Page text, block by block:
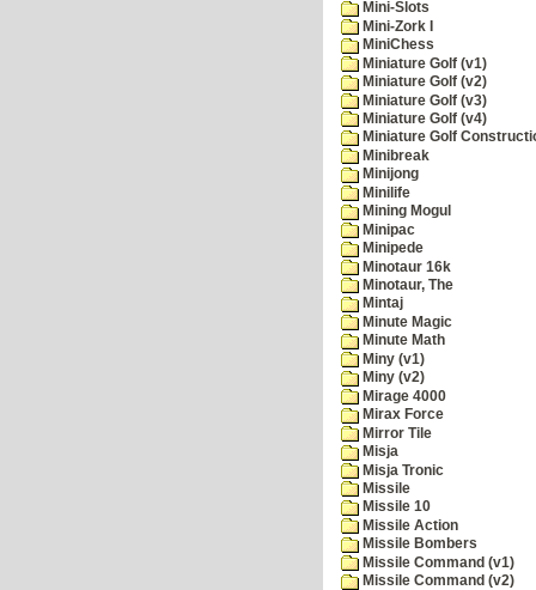
Mini-Slots
Mini-Zork I
MiniChess
Miniature Golf (v1)
Miniature Golf (v2)
Miniature Golf (v3)
Miniature Golf (v4)
Miniature Golf
Minibreak
Minijong
Minilife
Mining Mogul
Minipac
Minipede
Minotaur 16k
Minotaur, The
Mintaj
Minute Magic
Minute Math
Miny (v1)
Miny (v2)
Mirage 4000
Mirax Force
Mirror Tile
Misja
Misja Tronic
Missile
Missile 10
Missile Action
Missile Bombers
Missile Command (v1)
Missile Command (v2)